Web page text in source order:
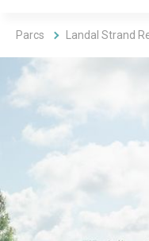
Parcs Landal Strand